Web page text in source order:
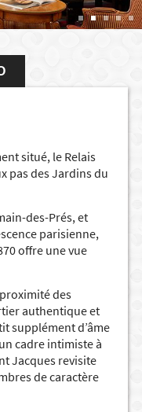
situé, le Relais
pas des Jardins du
des-Prés, et
parisienne,
offre une vue
des
authentique et
supplément d’âme
cadre intimiste à
Jacques revisite
de caractère